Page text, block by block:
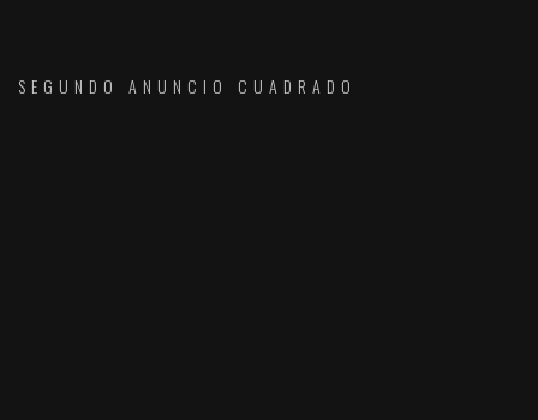
SEGUNDO ANUNCIO CUADRADO